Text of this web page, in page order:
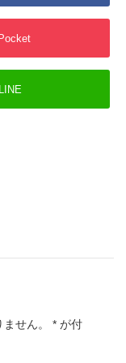
LINE
せん。 * が付